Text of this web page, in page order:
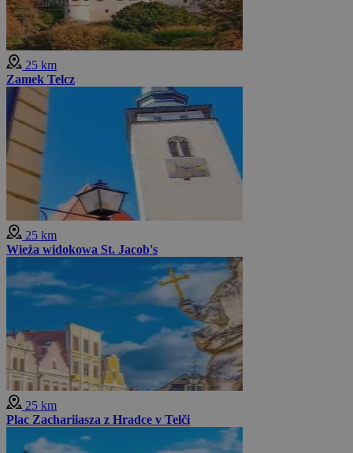
25 km
Zamek Telcz
25 km
Wieża widokowa St. Jacob's
25 km
Plac Zachariiasza z Hradce v Telči